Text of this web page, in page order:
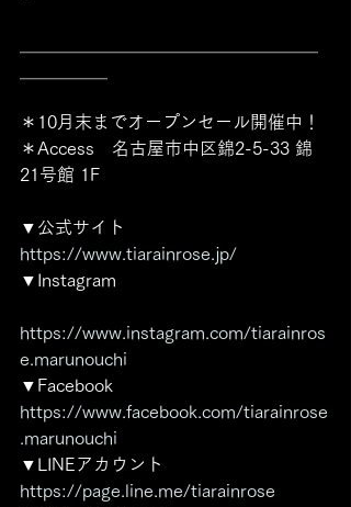
＊10月末までオープンセール開催中！
＊Access　名古屋市中区錦2-5-33 錦
21号館 1F
▼公式サイト
https://www.tiarainrose.jp/
▼Instagram
https://www.instagram.com/tiarainros
e.marunouchi
▼Facebook
https://www.facebook.com/tiarainrose
.marunouchi
▼LINEアカウント
https://page.line.me/tiarainrose